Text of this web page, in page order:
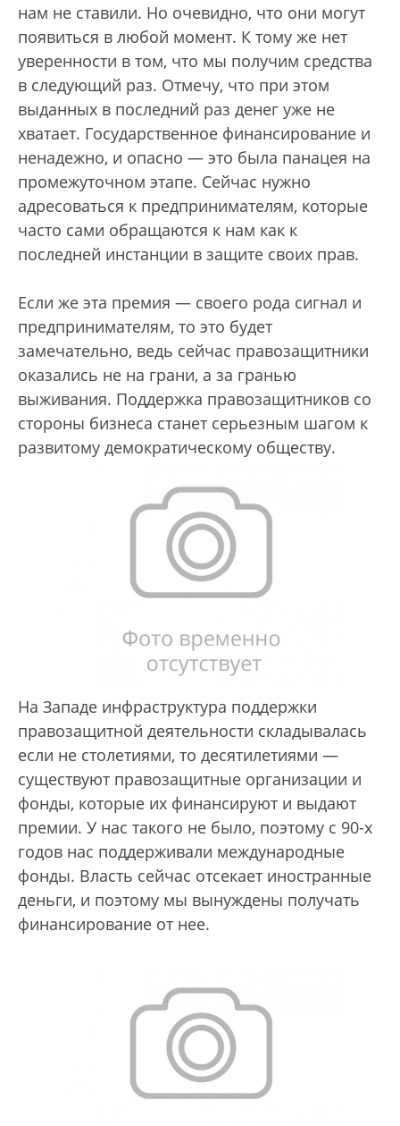
нам не ставили. Но очевидно, что они могут
появиться в любой момент. К тому же нет
уверенности в том, что мы получим средства
в следующий раз. Отмечу, что при этом
выданных в последний раз денег уже не
хватает. Государственное финансирование и
ненадежно, и опасно — это была панацея на
промежуточном этапе. Сейчас нужно
адресоваться к предпринимателям, которые
часто сами обращаются к нам как к
последней инстанции в защите своих прав.
Если же эта премия — своего рода сигнал и
предпринимателям, то это будет
замечательно, ведь сейчас правозащитники
оказались не на грани, а за гранью
выживания. Поддержка правозащитников со
стороны бизнеса станет серьезным шагом к
развитому демократическому обществу.
На Западе инфраструктура поддержки
правозащитной деятельности складывалась
если не столетиями, то десятилетиями —
существуют правозащитные организации и
фонды, которые их финансируют и выдают
премии. У нас такого не было, поэтому с 90-х
годов нас поддерживали международные
фонды. Власть сейчас отсекает иностранные
деньги, и поэтому мы вынуждены получать
финансирование от нее.